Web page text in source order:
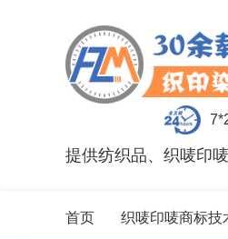
提供纺织品、织唛印
首页 织唛印唛商标技